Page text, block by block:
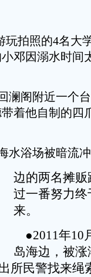
拍照的4名大
邓因溺水时间
澜阁附近一个
着他自制的四
水浴场被暗流
边的两名摊
过一番努力
来。
●2011年10
岛海边，被
所民警找来绳